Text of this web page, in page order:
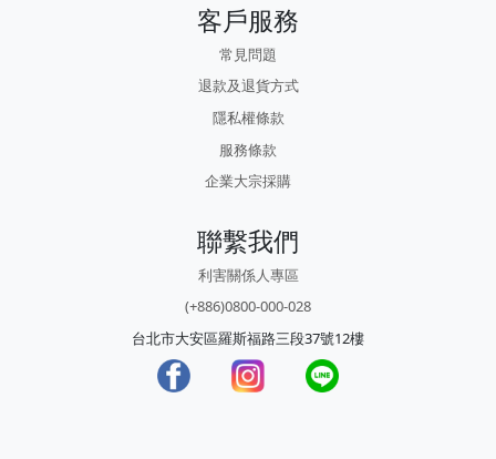
客戶服務
常見問題
退款及退貨方式
隱私權條款
服務條款
企業大宗採購
聯繫我們
利害關係人專區
(+886)0800-000-028
台北市大安區羅斯福路三段37號12樓